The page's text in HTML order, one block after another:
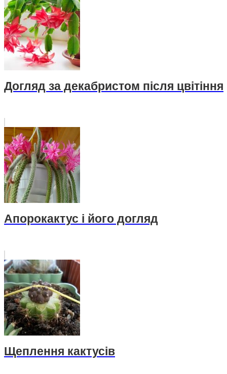
Догляд за декабристом після цвітіння
Апорокактус і його догляд
Щеплення кактусів